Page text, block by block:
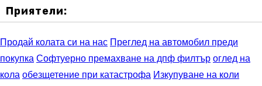
Приятели:
Продай колата си на нас Преглед на автомобил преди
покупкаСофтуерно премахване на дпф филтъроглед на
колаобезщетение при катастрофа Изкупуване на коли